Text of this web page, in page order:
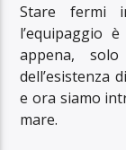
Stare fermi
l’equipaggio
appena,
dell’esistenza
e ora siamo
mare.